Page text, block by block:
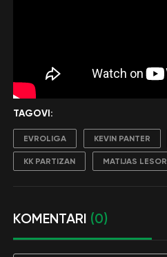
TAGOVI:
EVROLIGA KEVIN PANTER
KK PARTIZAN MATIJAS LESOR
KOMENTARI (0)